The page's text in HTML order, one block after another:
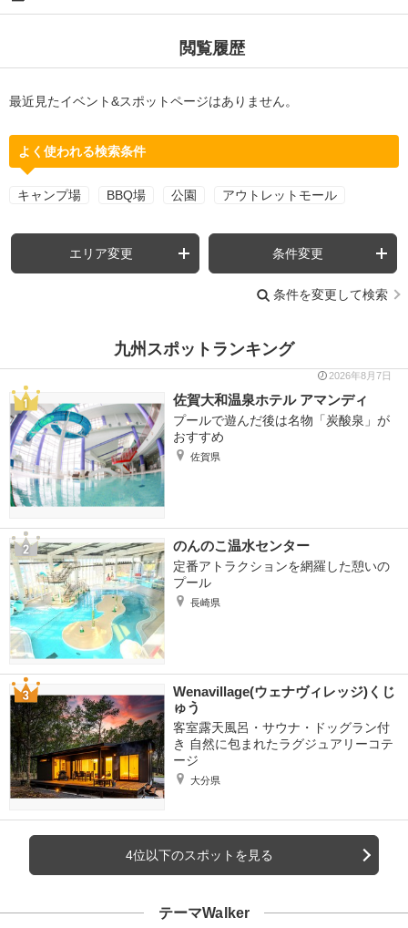
閲覧履歴
最近見たイベント&スポットページはありません。
よく使われる検索条件
キャンプ場 BBQ場 公園 アウトレットモール
エリア変更 条件変更
条件を変更して検索
九州スポットランキング
2026年8月7日
佐賀大和温泉ホテル アマンディ
プールで遊んだ後は名物「炭酸泉」が
おすすめ
佐賀県
のんのこ温水センター
定番アトラクションを網羅した憩いの
プール
長崎県
Wenavillage(ウェナヴィレッジ)くじ
ゅう
客室露天風呂・サウナ・ドッグラン付
き 自然に包まれたラグジュアリーコテ
ージ
大分県
4位以下のスポットを見る
テーマWalker